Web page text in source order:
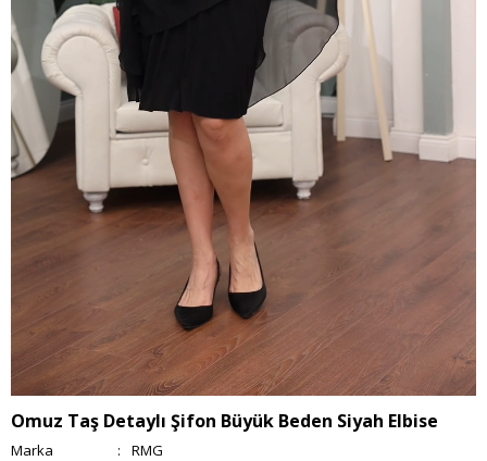
Omuz Taş Detaylı Şifon Büyük Beden Siyah Elbise
Marka :
RMG